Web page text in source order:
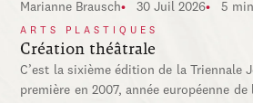
Marianne Brausch 30 Juil 2026 5
ARTS PLASTIQUES
Création théâtrale
C’est la sixième édition de la Triennale
première en 2007, année européenne